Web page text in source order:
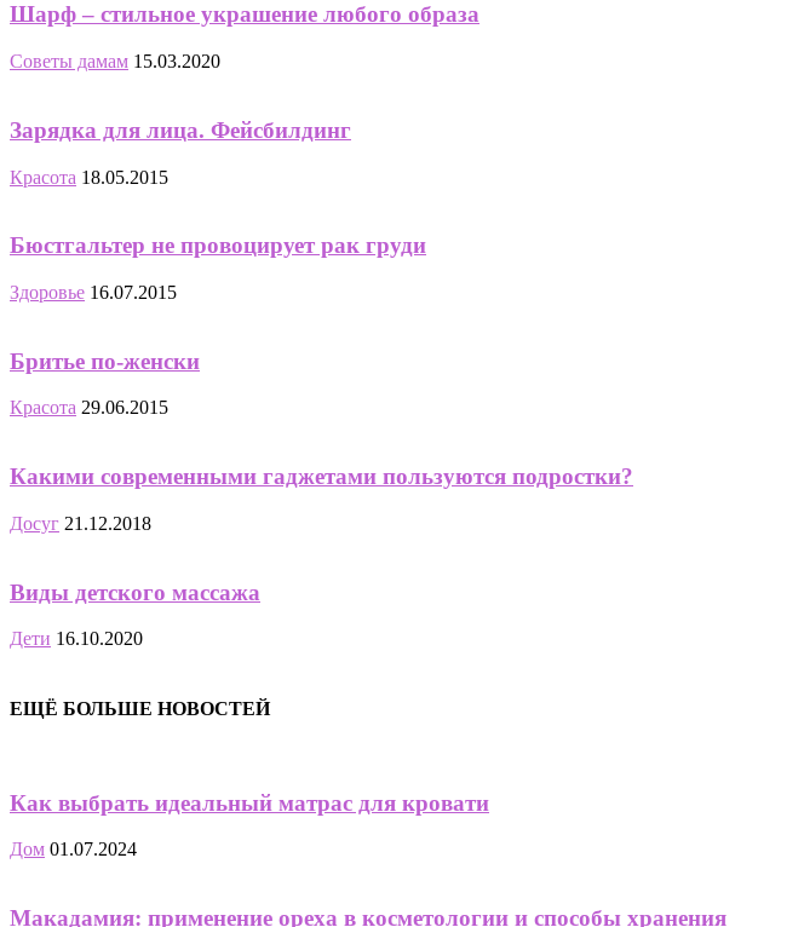
Шарф – стильное украшение любого образа
Советы дамам 15.03.2020
Зарядка для лица. Фейсбилдинг
Красота 18.05.2015
Бюстгальтер не провоцирует рак груди
Здоровье 16.07.2015
Бритье по-женски
Красота 29.06.2015
Какими современными гаджетами пользуются подростки?
Досуг 21.12.2018
Виды детского массажа
Дети 16.10.2020
ЕЩЁ БОЛЬШЕ НОВОСТЕЙ
Как выбрать идеальный матрас для кровати
Дом 01.07.2024
Макадамия: применение ореха в косметологии и способы хранения